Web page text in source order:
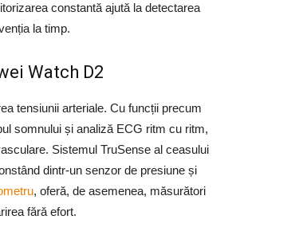
constantă ajută la detectarea
la timp.
Watch D2
tensiunii arteriale. Cu funcții precum
somnului și analiză ECG ritm cu ritm,
Sistemul TruSense al ceasului
dintr-un senzor de presiune și
, oferă, de asemenea, măsurători
fără efort.